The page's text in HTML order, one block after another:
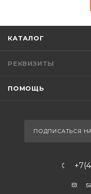
КАТАЛОГ
РЕКВИЗИТЫ
ПОМОЩЬ
ПОДПИСАТЬСЯ